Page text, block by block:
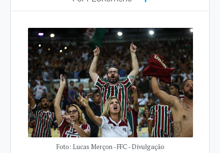
Foto: Lucas Merçon - FFC - Divulgação